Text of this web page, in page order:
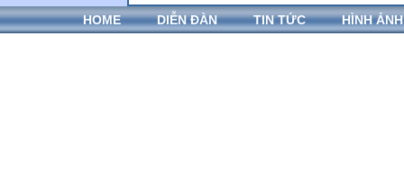
HOME DIỄN ĐÀN TIN TỨC HÌNH ẢNH